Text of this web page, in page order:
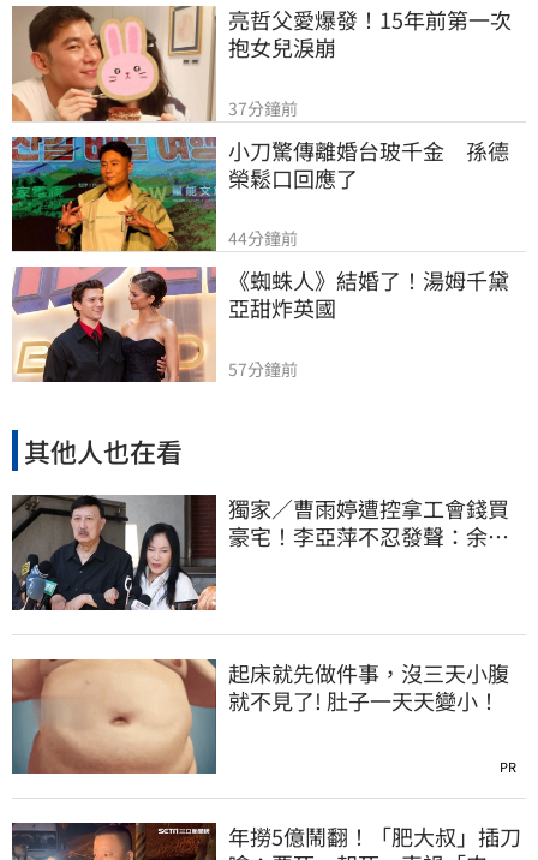
亮哲父愛爆發！15年前第一次
抱女兒淚崩
37分鐘前
小刀驚傳離婚台玻千金　孫德
榮鬆口回應了
44分鐘前
《蜘蛛人》結婚了！湯姆千黛
亞甜炸英國
57分鐘前
其他人也在看
獨家／曹雨婷遭控拿工會錢買
豪宅！李亞萍不忍發聲：余天
起床就先做件事，沒三天小腹
就不見了! 肚子一天天變小！
PR
年撈5億鬧翻！「肥大叔」插刀